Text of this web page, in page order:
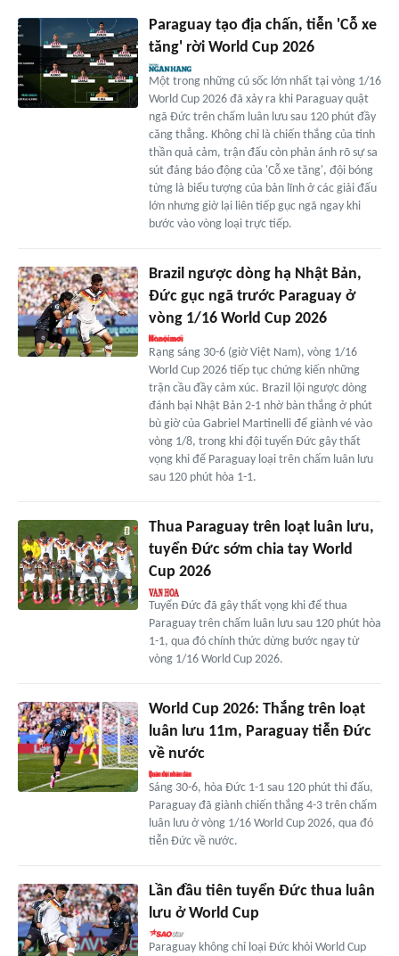
Paraguay tạo địa chấn, tiễn 'Cỗ xe
tăng' rời World Cup 2026
Một trong những cú sốc lớn nhất tại vòng 1/16
World Cup 2026 đã xảy ra khi Paraguay quật
ngã Đức trên chấm luân lưu sau 120 phút đầy
căng thẳng. Không chỉ là chiến thắng của tinh
thần quả cảm, trận đấu còn phản ánh rõ sự sa
sút đáng báo động của 'Cỗ xe tăng', đội bóng
từng là biểu tượng của bản lĩnh ở các giải đấu
lớn nhưng giờ lại liên tiếp gục ngã ngay khi
bước vào vòng loại trực tiếp.
Brazil ngược dòng hạ Nhật Bản,
Đức gục ngã trước Paraguay ở
vòng 1/16 World Cup 2026
Rạng sáng 30-6 (giờ Việt Nam), vòng 1/16
World Cup 2026 tiếp tục chứng kiến những
trận cầu đầy cảm xúc. Brazil lội ngược dòng
đánh bại Nhật Bản 2-1 nhờ bàn thắng ở phút
bù giờ của Gabriel Martinelli để giành vé vào
vòng 1/8, trong khi đội tuyển Đức gây thất
vọng khi để Paraguay loại trên chấm luân lưu
sau 120 phút hòa 1-1.
Thua Paraguay trên loạt luân lưu,
tuyển Đức sớm chia tay World
Cup 2026
Tuyển Đức đã gây thất vọng khi để thua
Paraguay trên chấm luân lưu sau 120 phút hòa
1-1, qua đó chính thức dừng bước ngay từ
vòng 1/16 World Cup 2026.
World Cup 2026: Thắng trên loạt
luân lưu 11m, Paraguay tiễn Đức
về nước
Sáng 30-6, hòa Đức 1-1 sau 120 phút thi đấu,
Paraguay đã giành chiến thắng 4-3 trên chấm
luân lưu ở vòng 1/16 World Cup 2026, qua đó
tiễn Đức về nước.
Lần đầu tiên tuyển Đức thua luân
lưu ở World Cup
Paraguay không chỉ loại Đức khỏi World Cup